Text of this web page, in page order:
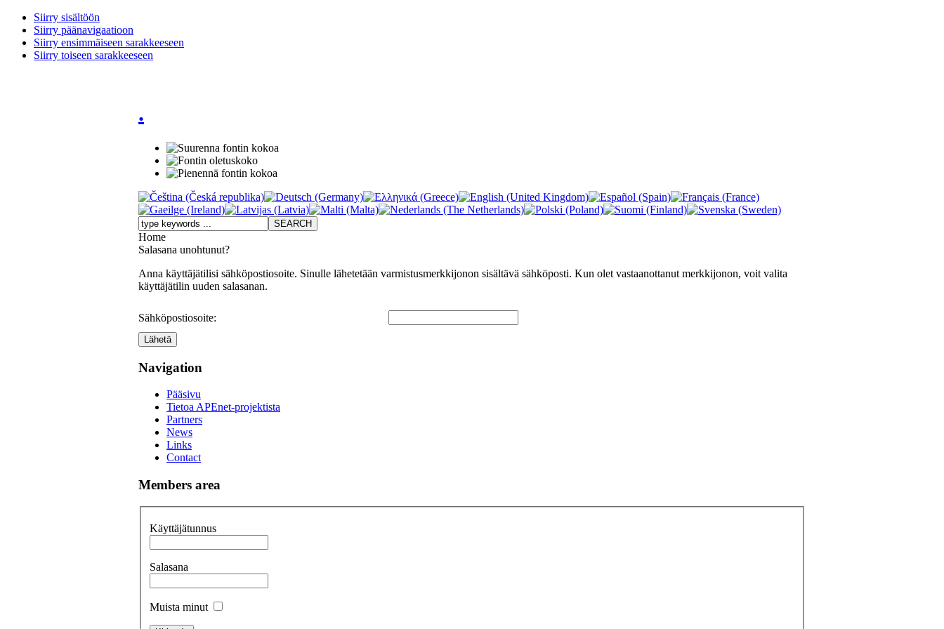
Siirry sisältöön
Siirry päänavigaatioon
Siirry ensimmäiseen sarakkeeseen
Siirry toiseen sarakkeeseen
.
Home
Salasana unohtunut?
Anna käyttäjätilisi sähköpostiosoite. Sinulle lähetetään varmistusmerkkijonon sisältävä sähköposti. Kun olet vastaanottanut merkkijonon, voit valita
käyttäjätilin uuden salasanan.
Sähköpostiosoite:
Lähetä
Navigation
Pääsivu
Tietoa APEnet-projektista
Partners
News
Links
Contact
Members area
Käyttäjätunnus
Salasana
Muista minut